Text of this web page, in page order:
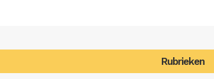
Rubrieken